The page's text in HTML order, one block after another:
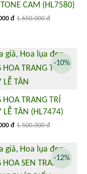
CAM (HL7580)
đ 1.650.000 đ
HOA TRANG TRÍ
LỄ TÂN (HL7474)
đ 1.500.000 đ
-10%
-12%